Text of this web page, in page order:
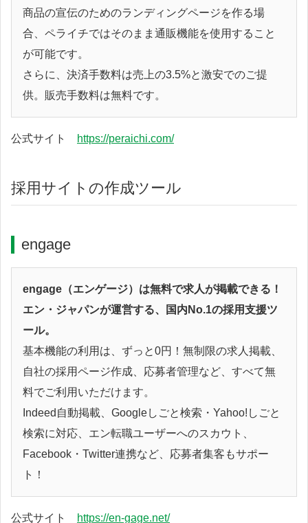
商品の宣伝のためのランディングページを作る場
合、ペライチではそのまま通販機能を使用すること
が可能です。
さらに、決済手数料は売上の3.5%と激安でのご提
供。販売手数料は無料です。
公式サイト https://peraichi.com/
採用サイトの作成ツール
engage
engage（エンゲージ）は無料で求人が掲載できる！
エン・ジャパンが運営する、国内No.1の採用支援ツ
ール。
基本機能の利用は、ずっと0円！無制限の求人掲載、
自社の採用ページ作成、応募者管理など、すべて無
料でご利用いただけます。
Indeed自動掲載、Googleしごと検索・Yahoo!しごと
検索に対応、エン転職ユーザーへのスカウト、
Facebook・Twitter連携など、応募者集客もサポー
ト！
公式サイト https://en-gage.net/